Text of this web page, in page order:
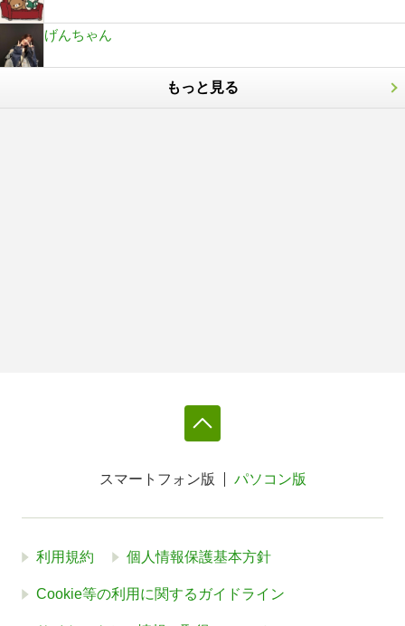
げんちゃん
もっと見る
スマートフォン版 パソコン版
利用規約 個人情報保護基本方針
Cookie等の利用に関するガイドライン